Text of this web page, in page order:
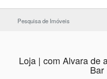
Pesquisa de Imóveis
Loja | com Alvara de
Bar